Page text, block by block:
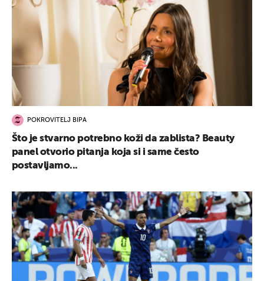
POKROVITELJ BIPA
Što je stvarno potrebno koži da zablista? Beauty
panel otvorio pitanja koja si i same često
postavljamo...